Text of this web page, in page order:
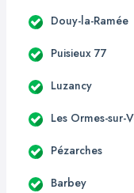
Douy-la-Ramée
Puisieux 77
Luzancy
Les Ormes-sur-
Pézarches
Barbey